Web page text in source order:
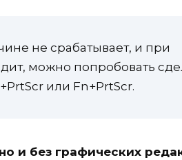
не срабатывает, и при
можно попробовать
или Fn+PrtScr.
и без графических